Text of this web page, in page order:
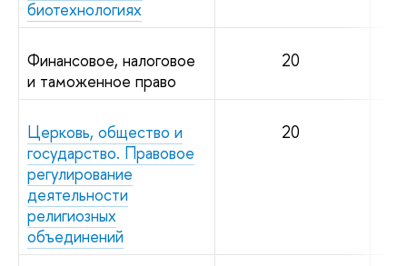
биотехнологиях
Финансовое, налоговое
и таможенное право
20
Церковь, общество и
государство. Правовое
регулирование
деятельности
религиозных
объединений
20